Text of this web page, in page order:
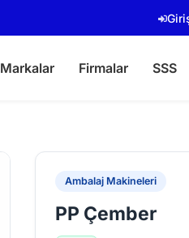
Markalar Firmalar SSS
Ambalaj Makineleri
PP Çember